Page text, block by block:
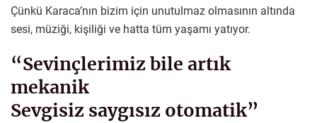
Çünkü Karaca’nın bizim için unutulmaz olmasının altında
sesi, müziği, kişiliği ve hatta tüm yaşamı yatıyor.
“Sevinçlerimiz bile artık
mekanik
Sevgisiz saygısız otomatik”